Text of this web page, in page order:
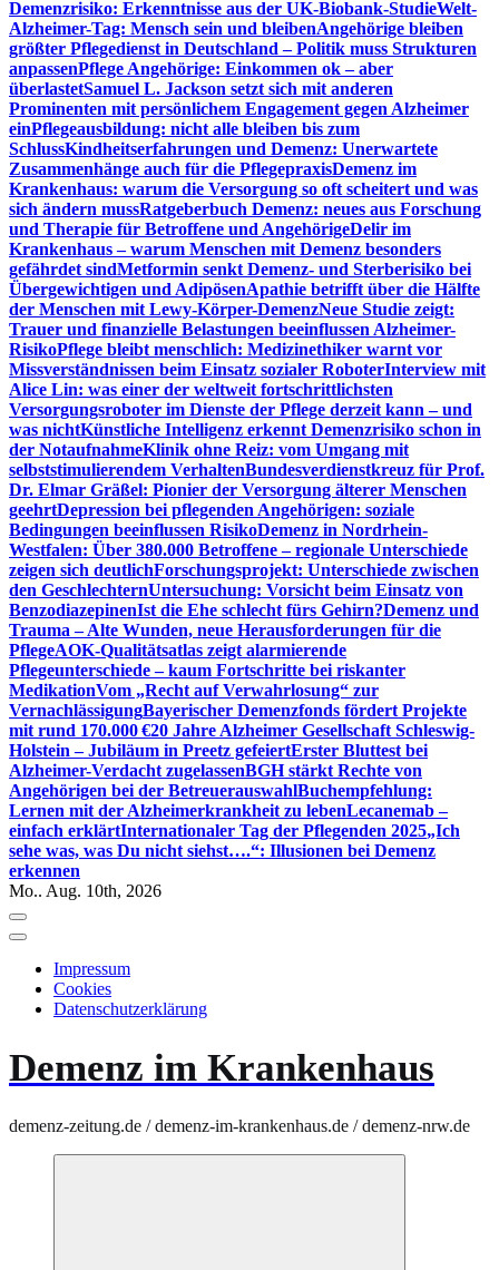
Demenzrisiko: Erkenntnisse aus der UK-Biobank-StudieWelt-
Alzheimer-Tag: Mensch sein und bleibenAngehörige bleiben
größter Pflegedienst in Deutschland – Politik muss Strukturen
anpassenPflege Angehörige: Einkommen ok – aber
überlastetSamuel L. Jackson setzt sich mit anderen
Prominenten mit persönlichem Engagement gegen Alzheimer
einPflegeausbildung: nicht alle bleiben bis zum
SchlussKindheitserfahrungen und Demenz: Unerwartete
Zusammenhänge auch für die PflegepraxisDemenz im
Krankenhaus: warum die Versorgung so oft scheitert und was
sich ändern mussRatgeberbuch Demenz: neues aus Forschung
und Therapie für Betroffene und AngehörigeDelir im
Krankenhaus – warum Menschen mit Demenz besonders
gefährdet sindMetformin senkt Demenz- und Sterberisiko bei
Übergewichtigen und AdipösenApathie betrifft über die Hälfte
der Menschen mit Lewy-Körper-DemenzNeue Studie zeigt:
Trauer und finanzielle Belastungen beeinflussen Alzheimer-
RisikoPflege bleibt menschlich: Medizinethiker warnt vor
Missverständnissen beim Einsatz sozialer RoboterInterview mit
Alice Lin: was einer der weltweit fortschrittlichsten
Versorgungsroboter im Dienste der Pflege derzeit kann – und
was nichtKünstliche Intelligenz erkennt Demenzrisiko schon in
der NotaufnahmeKlinik ohne Reiz: vom Umgang mit
selbststimulierendem VerhaltenBundesverdienstkreuz für Prof.
Dr. Elmar Gräßel: Pionier der Versorgung älterer Menschen
geehrtDepression bei pflegenden Angehörigen: soziale
Bedingungen beeinflussen RisikoDemenz in Nordrhein-
Westfalen: Über 380.000 Betroffene – regionale Unterschiede
zeigen sich deutlichForschungsprojekt: Unterschiede zwischen
den GeschlechternUntersuchung: Vorsicht beim Einsatz von
BenzodiazepinenIst die Ehe schlecht fürs Gehirn?Demenz und
Trauma – Alte Wunden, neue Herausforderungen für die
PflegeAOK-Qualitätsatlas zeigt alarmierende
Pflegeunterschiede – kaum Fortschritte bei riskanter
MedikationVom „Recht auf Verwahrlosung“ zur
VernachlässigungBayerischer Demenzfonds fördert Projekte
mit rund 170.000 €20 Jahre Alzheimer Gesellschaft Schleswig-
Holstein – Jubiläum in Preetz gefeiertErster Bluttest bei
Alzheimer-Verdacht zugelassenBGH stärkt Rechte von
Angehörigen bei der BetreuerauswahlBuchempfehlung:
Lernen mit der Alzheimerkrankheit zu lebenLecanemab –
einfach erklärtInternationaler Tag der Pflegenden 2025„Ich
sehe was, was Du nicht siehst….“: Illusionen bei Demenz
erkennen
Mo.. Aug. 10th, 2026
Impressum
Cookies
Datenschutzerklärung
Demenz im Krankenhaus
demenz-zeitung.de / demenz-im-krankenhaus.de / demenz-nrw.de